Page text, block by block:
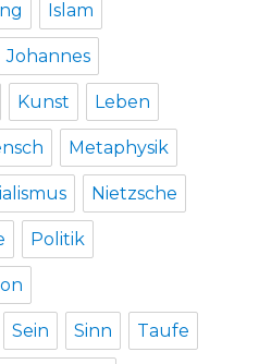
Islam
Johannes
Kunst Leben
Metaphysik
Nietzsche
Politik
Sein Sinn Taufe